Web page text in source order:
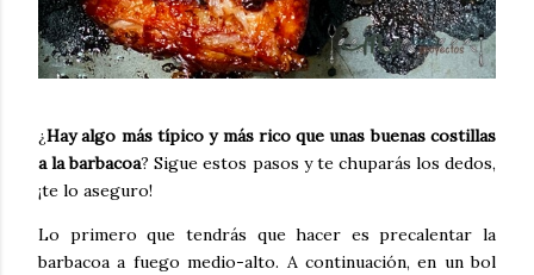
¿Hay algo más típico y más rico que unas buenas costillas
a la barbacoa? Sigue estos pasos y te chuparás los dedos,
¡te lo aseguro!
Lo primero que tendrás que hacer es precalentar la
barbacoa a fuego medio-alto. A continuación, en un bol